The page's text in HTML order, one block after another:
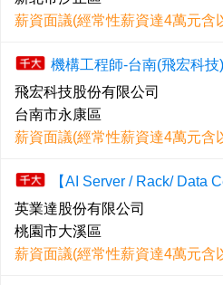
薪資面議(經常性薪資達4萬元含
機構工程師-台南(飛宏科技)
飛宏科技股份有限公司
台南市永康區
薪資面議(經常性薪資達4萬元含
英業達股份有限公司
桃園市大溪區
薪資面議(經常性薪資達4萬元含